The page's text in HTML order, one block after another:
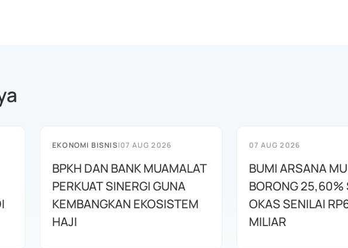
EKONOMI BISNIS|07 AUG 2026
BPKH DAN BANK MUAMALAT
PERKUAT SINERGI GUNA
KEMBANGKAN EKOSISTEM
HAJI
07 AUG 2026
BUMI ARSANA
BORONG 25,60%
OKAS SENILAI
MILIAR